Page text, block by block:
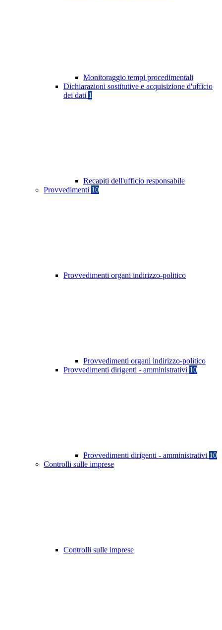
Monitoraggio tempi procedimentali
Dichiarazioni sostitutive e acquisizione d'ufficio
dei dati 1
Recapiti dell'ufficio responsabile
Provvedimenti 10
Provvedimenti organi indirizzo-politico
Provvedimenti organi indirizzo-politico
Provvedimenti dirigenti - amministrativi 10
Provvedimenti dirigenti - amministrativi 10
Controlli sulle imprese
Controlli sulle imprese